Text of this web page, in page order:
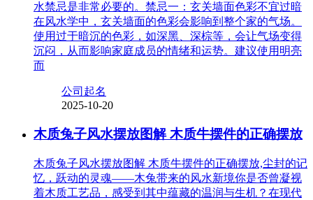
水禁忌是非常必要的。禁忌一：玄关墙面色彩不宜过暗
在风水学中，玄关墙面的色彩会影响到整个家的气场。
使用过于暗沉的色彩，如深黑、深棕等，会让气场变得
沉闷，从而影响家庭成员的情绪和运势。建议使用明亮
而
公司起名
2025-10-20
木质兔子风水摆放图解 木质牛摆件的正确摆放
木质兔子风水摆放图解 木质牛摆件的正确摆放,尘封的记
忆，跃动的灵魂——木兔带来的风水新境你是否曾凝视
着木质工艺品，感受到其中蕴藏的温润与生机？在现代